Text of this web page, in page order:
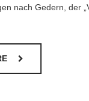
nach Gedern, der